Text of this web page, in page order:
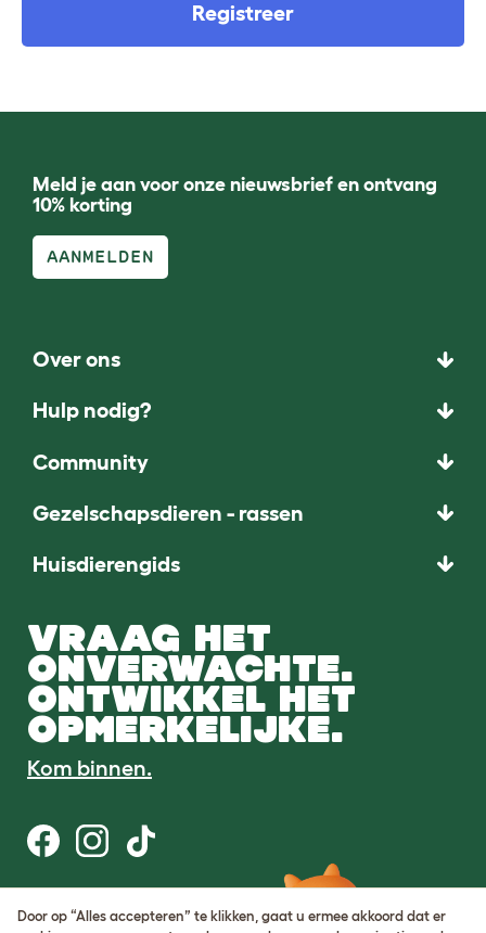
Registreer
Meld je aan voor onze nieuwsbrief en ontvang
10% korting
AANMELDEN
Over ons
Hulp nodig?
Community
Gezelschapsdieren - rassen
Huisdierengids
VRAAG HET
ONVERWACHTE.
ONTWIKKEL HET
OPMERKELIJKE.
Kom binnen.
Gebruiksvoorwaarden
Door op “Alles accepteren” te klikken, gaat u ermee akkoord dat er